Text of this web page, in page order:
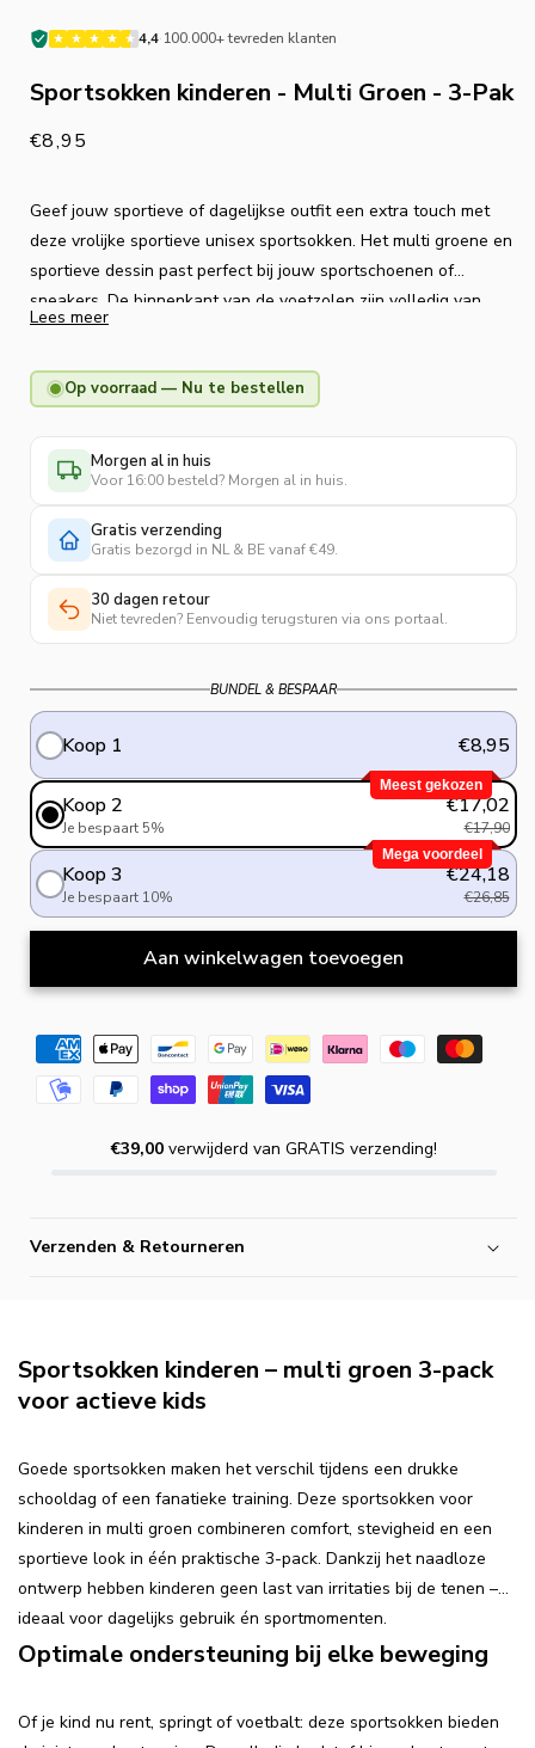
4,4·100.000+ tevreden klanten
Sportsokken kinderen - Multi Groen - 3-Pak
Normale
€8,95
Geef jouw sportieve of dagelijkse outfit een extra touch met
deze vrolijke sportieve unisex sportsokken. Het multi groene en
sportieve dessin past perfect bij jouw sportschoenen of
sneakers. De binnenkant van de voetzolen zijn volledig van
badstof zodat jouw voeten extra demping en comfort krijgen
katoen dat ademende eigenschappen heeft. De brede
aan het onderbeen en niet afzakken. Geleverd als aantrekkelijk
3-pack.
Lees meer
Op voorraad — Nu te bestellen
Morgen al in huis
Voor 16:00 besteld? Morgen al in huis.
Gratis verzending
Gratis bezorgd in NL & BE vanaf €49.
30 dagen retour
Niet tevreden? Eenvoudig terugsturen via ons portaal.
BUNDEL & BESPAAR
Koop 1 €8,95
Meest gekozen
Koop 2
Je bespaart 5%
€17,02
€17,90
Mega voordeel
Koop 3
Je bespaart 10%
€24,18
€26,85
Aan winkelwagen toevoegen
€39,00verwijderd van GRATIS verzending!
Verzenden & Retourneren
Sportsokken kinderen – multi groen 3-pack
voor actieve kids
Goede sportsokken maken het verschil tijdens een drukke
schooldag of een fanatieke training. Deze sportsokken voor
kinderen in multi groen combineren comfort, stevigheid en een
sportieve look in één praktische 3-pack. Dankzij het naadloze
ontwerp hebben kinderen geen last van irritaties bij de tenen –
ideaal voor dagelijks gebruik én sportmomenten.
Optimale ondersteuning bij elke beweging
Of je kind nu rent, springt of voetbalt: deze sportsokken bieden